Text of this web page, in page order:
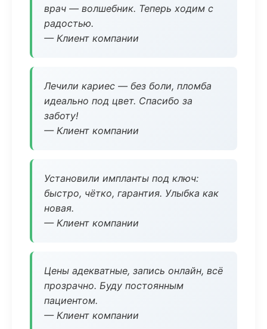
врач — волшебник. Теперь ходим с
радостью.
— Клиент компании
Лечили кариес — без боли, пломба
идеально под цвет. Спасибо за
заботу!
— Клиент компании
Установили импланты под ключ:
быстро, чётко, гарантия. Улыбка как
новая.
— Клиент компании
Цены адекватные, запись онлайн, всё
прозрачно. Буду постоянным
пациентом.
— Клиент компании